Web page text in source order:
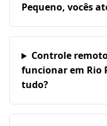
Pequeno, vocês
Controle
funcionar em Rio
tudo?